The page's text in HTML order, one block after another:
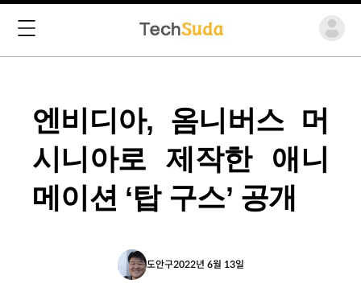
엔비디아, 옴니버스 머
시니아로 제작한 애니
메이션 ‘탑 구스’ 공개
도안구2022년 6월 13일